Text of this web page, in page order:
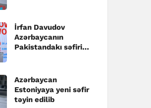
İrfan Davudov
Azərbaycanın
Pakistandakı səfiri
Azərbaycan
Estoniyaya yeni səfir
təyin edilib